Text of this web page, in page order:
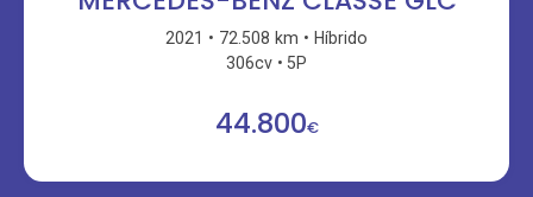
2021 72.508 km
Híbrido
306cv
5P
44.800€